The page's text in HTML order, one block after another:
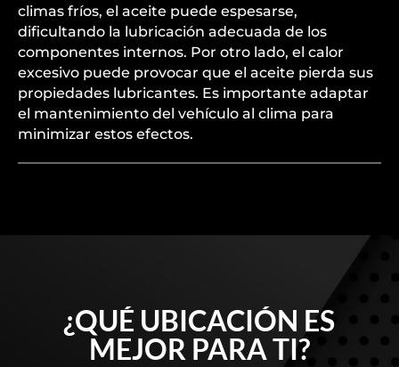
climas fríos, el aceite puede espesarse,
dificultando la lubricación adecuada de los
componentes internos. Por otro lado, el calor
excesivo puede provocar que el aceite pierda sus
propiedades lubricantes. Es importante adaptar
el mantenimiento del vehículo al clima para
minimizar estos efectos.
¿QUÉ UBICACIÓN ES
MEJOR PARA TI?